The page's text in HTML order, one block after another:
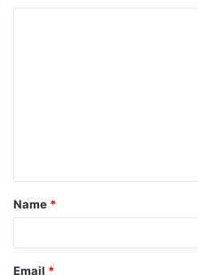
Name *
Email *